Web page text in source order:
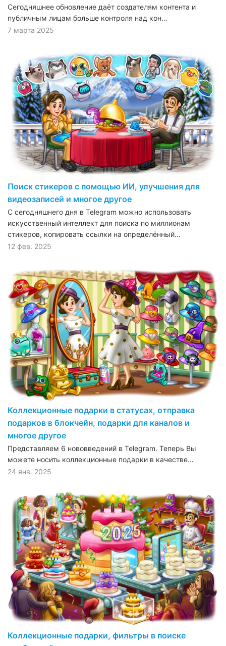
Сегодняшнее обновление даёт создателям контента и
публичным лицам больше контроля над кон…
7 марта 2025
Поиск стикеров с помощью ИИ, улучшения для
видеозаписей и многое другое
С сегодняшнего дня в Telegram можно использовать
искусственный интеллект для поиска по миллионам
стикеров, копировать ссылки на определённый…
12 фев. 2025
Коллекционные подарки в статусах, отправка
подарков в блокчейн, подарки для каналов и
многое другое
Представляем 6 нововведений в Telegram. Теперь Вы
можете носить коллекционные подарки в качестве…
24 янв. 2025
Коллекционные подарки, фильтры в поиске